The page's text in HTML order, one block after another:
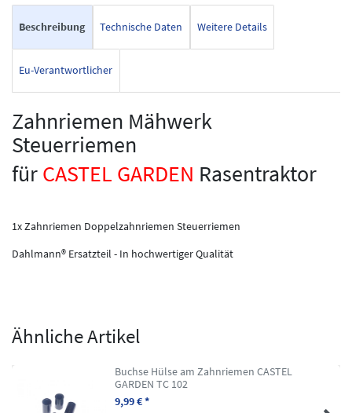
Beschreibung Technische Daten Weitere Details
Eu-Verantwortlicher
Zahnriemen Mähwerk
Steuerriemen
fürCASTEL GARDEN Rasentraktor
1x Zahnriemen Doppelzahnriemen Steuerriemen
Dahlmann® Ersatzteil - In hochwertiger Qualität
Ähnliche Artikel
Buchse Hülse am Zahnriemen CASTEL
GARDEN TC 102
9,99 € *